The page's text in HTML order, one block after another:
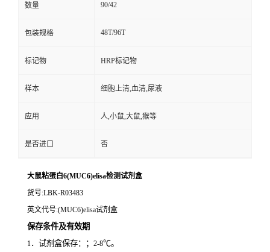
数量 90/42
包装规格 48T/96T
标记物 HRP标记物
样本 细胞上清,血清,尿液
应用 人,小鼠,大鼠,猴等
是否进口 否
大鼠粘蛋白6(MUC6)elisa检测试剂盒
货号:LBK-R03483
英文代号:(MUC6)elisa试剂盒
保存条件及有效期
1．试剂盒保存：； 2-8℃。